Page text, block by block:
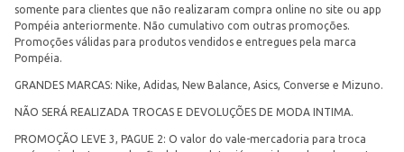
somente para clientes que não realizaram compra online no site ou app
Pompéia anteriormente. Não cumulativo com outras promoções.
Promoções válidas para produtos vendidos e entregues pela marca
Pompéia.
GRANDES MARCAS: Nike, Adidas, New Balance, Asics, Converse e Mizuno.
NÃO SERÁ REALIZADA TROCAS E DEVOLUÇÕES DE MODA INTIMA.
PROMOÇÃO LEVE 3, PAGUE 2: O valor do vale-mercadoria para troca